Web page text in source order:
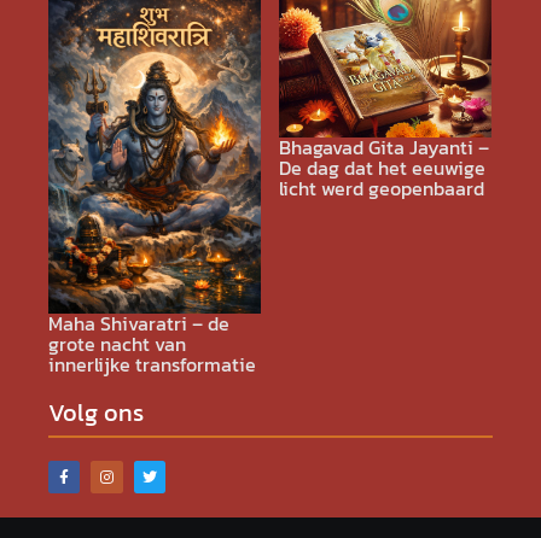
Maha Shivaratri – de
grote nacht van
innerlijke transformatie
Bhagavad Gita Jayanti –
De dag dat het eeuwige
licht werd geopenbaard
Volg ons